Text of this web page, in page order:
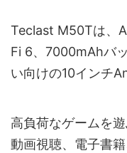
Teclast M50Tは、
Fi 6、7000mAhバ
い向けの10インチ
高負荷なゲームを
動画視聴、電子書